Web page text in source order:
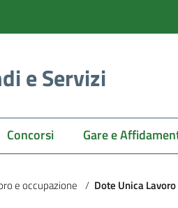
e Servizi
Concorsi Gare e
e occupazione / Dote Unica